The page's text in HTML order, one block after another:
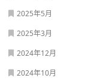
2025年5月
2025年3月
2024年12月
2024年10月